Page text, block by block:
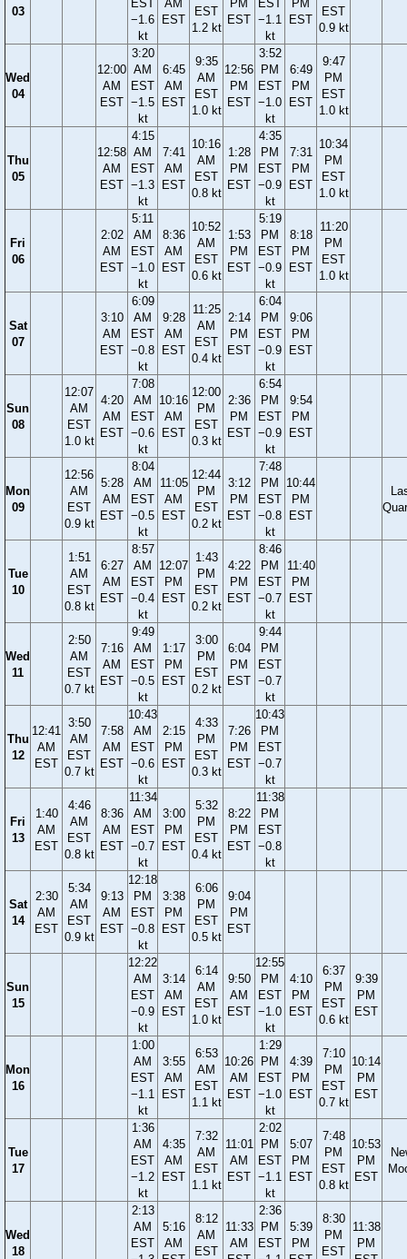
03
EST
−1.6
kt
AM
EST
EST
1.2 kt
PM
EST
EST
−1.1
kt
PM
EST
EST
0.9 kt
Wed
04
12:00
AM
EST
3:20
AM
EST
−1.5
kt
6:45
AM
EST
9:35
AM
EST
1.0 kt
12:56
PM
EST
3:52
PM
EST
−1.0
kt
6:49
PM
EST
9:47
PM
EST
1.0 kt
Thu
05
12:58
AM
EST
4:15
AM
EST
−1.3
kt
7:41
AM
EST
10:16
AM
EST
0.8 kt
1:28
PM
EST
4:35
PM
EST
−0.9
kt
7:31
PM
EST
10:34
PM
EST
1.0 kt
Fri
06
2:02
AM
EST
5:11
AM
EST
−1.0
kt
8:36
AM
EST
10:52
AM
EST
0.6 kt
1:53
PM
EST
5:19
PM
EST
−0.9
kt
8:18
PM
EST
11:20
PM
EST
1.0 kt
Sat
07
3:10
AM
EST
6:09
AM
EST
−0.8
kt
9:28
AM
EST
11:25
AM
EST
0.4 kt
2:14
PM
EST
6:04
PM
EST
−0.9
kt
9:06
PM
EST
Sun
08
12:07
AM
EST
1.0 kt
4:20
AM
EST
7:08
AM
EST
−0.6
kt
10:16
AM
EST
12:00
PM
EST
0.3 kt
2:36
PM
EST
6:54
PM
EST
−0.9
kt
9:54
PM
EST
Mon
09
12:56
AM
EST
0.9 kt
5:28
AM
EST
8:04
AM
EST
−0.5
kt
11:05
AM
EST
12:44
PM
EST
0.2 kt
3:12
PM
EST
7:48
PM
EST
−0.8
kt
10:44
PM
EST
Tue
10
1:51
AM
EST
0.8 kt
6:27
AM
EST
8:57
AM
EST
−0.4
kt
12:07
PM
EST
1:43
PM
EST
0.2 kt
4:22
PM
EST
8:46
PM
EST
−0.7
kt
11:40
PM
EST
Wed
11
2:50
AM
EST
0.7 kt
7:16
AM
EST
9:49
AM
EST
−0.5
kt
1:17
PM
EST
3:00
PM
EST
0.2 kt
6:04
PM
EST
9:44
PM
EST
−0.7
kt
Thu
12
12:41
AM
EST
3:50
AM
EST
0.7 kt
7:58
AM
EST
10:43
AM
EST
−0.6
kt
2:15
PM
EST
4:33
PM
EST
0.3 kt
7:26
PM
EST
10:43
PM
EST
−0.7
kt
Fri
13
1:40
AM
EST
4:46
AM
EST
0.8 kt
8:36
AM
EST
11:34
AM
EST
−0.7
kt
3:00
PM
EST
5:32
PM
EST
0.4 kt
8:22
PM
EST
11:38
PM
EST
−0.8
kt
Sat
14
2:30
AM
EST
5:34
AM
EST
0.9 kt
9:13
AM
EST
12:18
PM
EST
−0.8
kt
3:38
PM
EST
6:06
PM
EST
0.5 kt
9:04
PM
EST
Sun
15
12:22
AM
EST
−0.9
kt
3:14
AM
EST
6:14
AM
EST
1.0 kt
9:50
AM
EST
12:55
PM
EST
−1.0
kt
4:10
PM
EST
6:37
PM
EST
0.6 kt
9:39
PM
EST
Mon
16
1:00
AM
EST
−1.1
kt
3:55
AM
EST
6:53
AM
EST
1.1 kt
10:26
AM
EST
1:29
PM
EST
−1.0
kt
4:39
PM
EST
7:10
PM
EST
0.7 kt
10:14
PM
EST
Tue
17
1:36
AM
EST
−1.2
kt
4:35
AM
EST
7:32
AM
EST
1.1 kt
11:01
AM
EST
2:02
PM
EST
−1.1
kt
5:07
PM
EST
7:48
PM
EST
0.8 kt
10:53
PM
EST
Wed
18
2:13
AM
EST
5:16
AM
8:12
AM
EST
11:33
AM
2:36
PM
EST
5:39
PM
8:30
PM
EST
11:38
PM